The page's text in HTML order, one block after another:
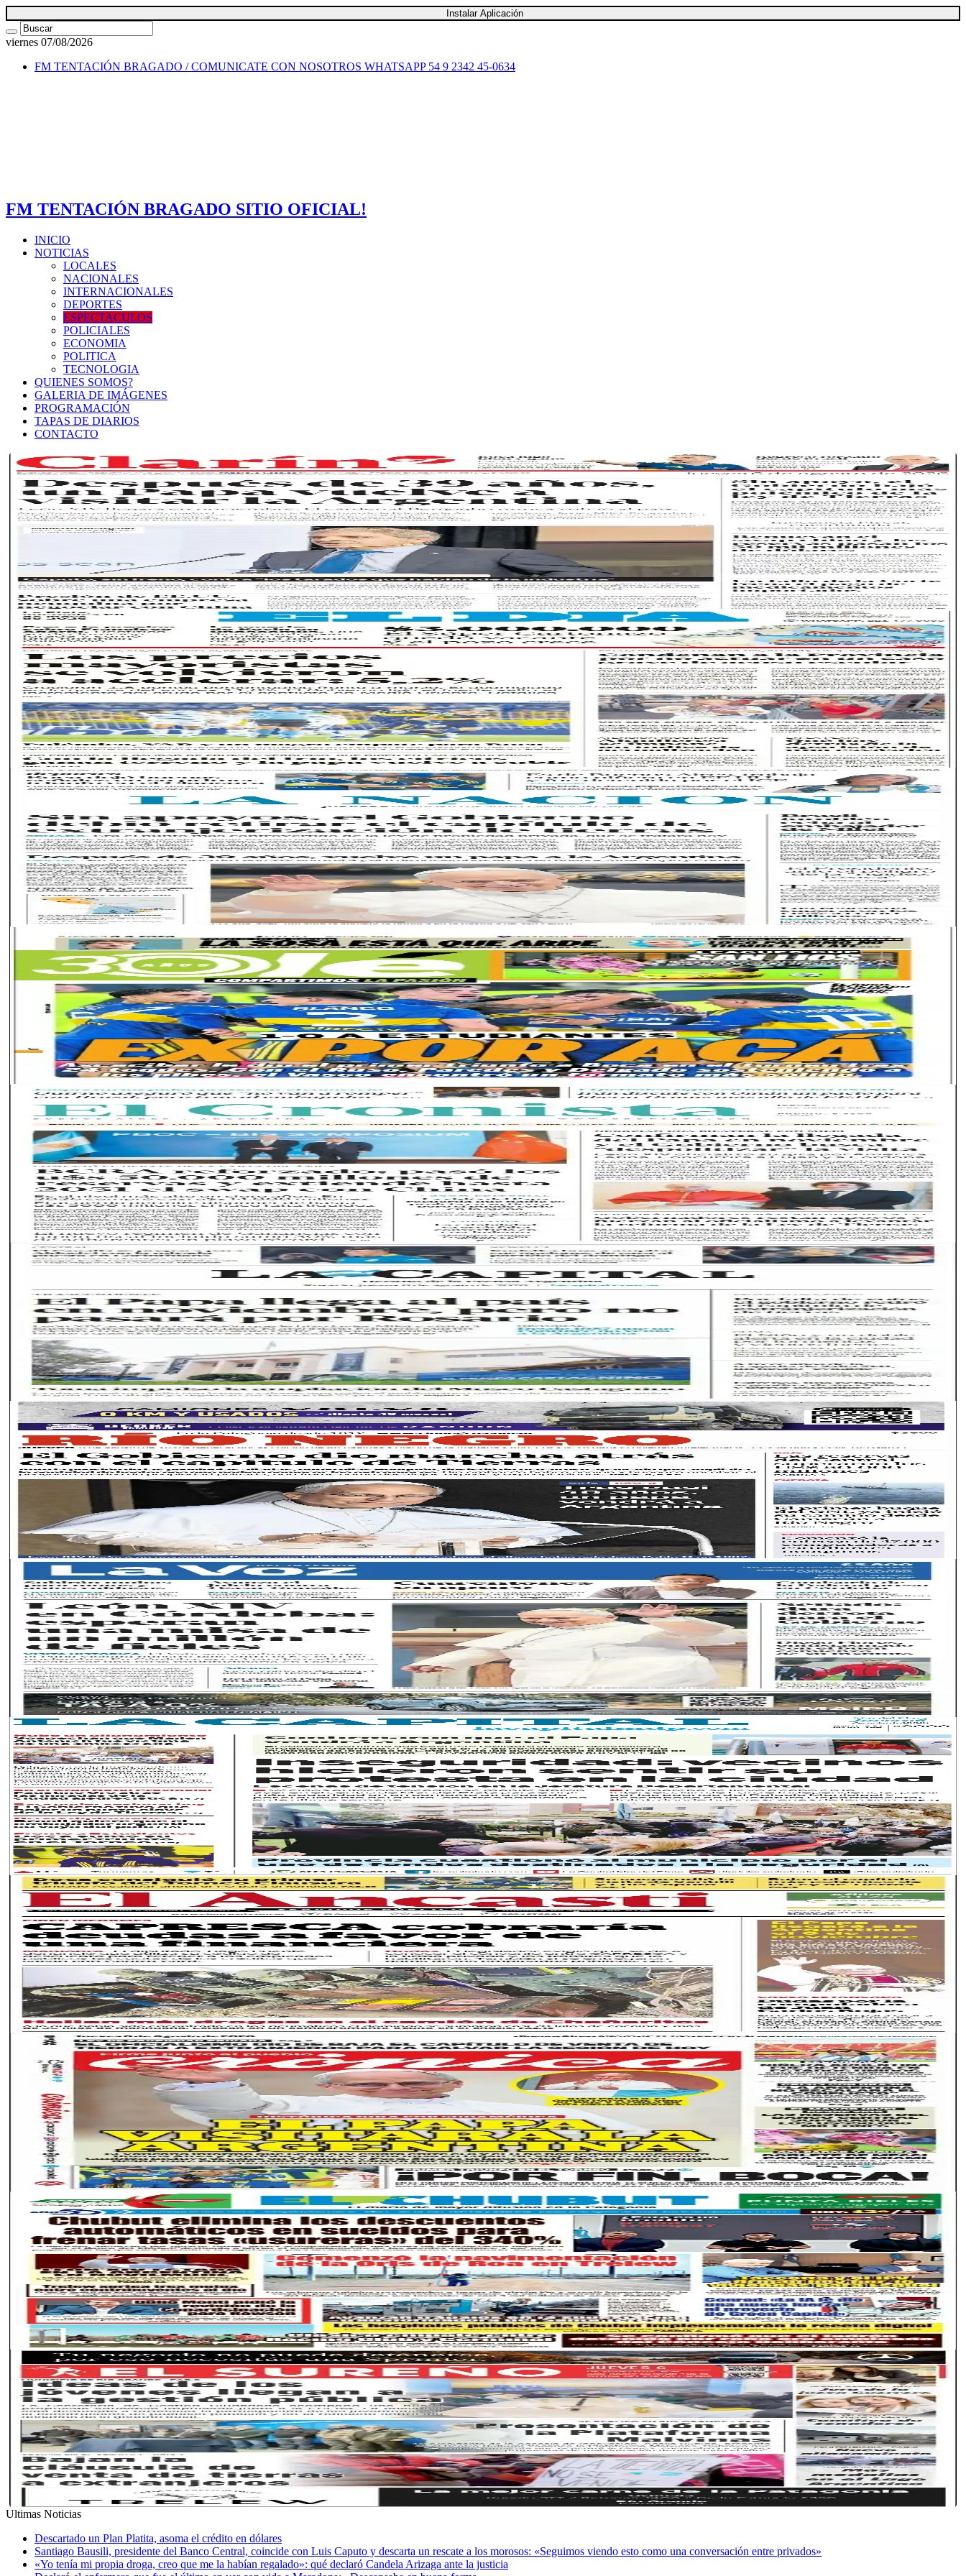
Instalar Aplicación
viernes 07/08/2026
FM TENTACIÓN BRAGADO / COMUNICATE CON NOSOTROS WHATSAPP 54 9 2342 45-0634
FM TENTACIÓN BRAGADO SITIO OFICIAL!
INICIO
NOTICIAS
LOCALES
NACIONALES
INTERNACIONALES
DEPORTES
ESPECTACULOS
POLICIALES
ECONOMIA
POLITICA
TECNOLOGIA
QUIENES SOMOS?
GALERIA DE IMÁGENES
PROGRAMACIÓN
TAPAS DE DIARIOS
CONTACTO
Ultimas Noticias
Descartado un Plan Platita, asoma el crédito en dólares
Santiago Bausili, presidente del Banco Central, coincide con Luis Caputo y descarta un rescate a los morosos: «Seguimos viendo esto como una conversación entre privados»
«Yo tenía mi propia droga, creo que me la habían regalado»: qué declaró Candela Arizaga ante la justicia